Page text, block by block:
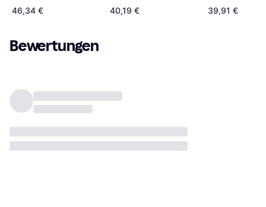
Orange
46,34 €
40,19 €
39,91 €
Bewertungen